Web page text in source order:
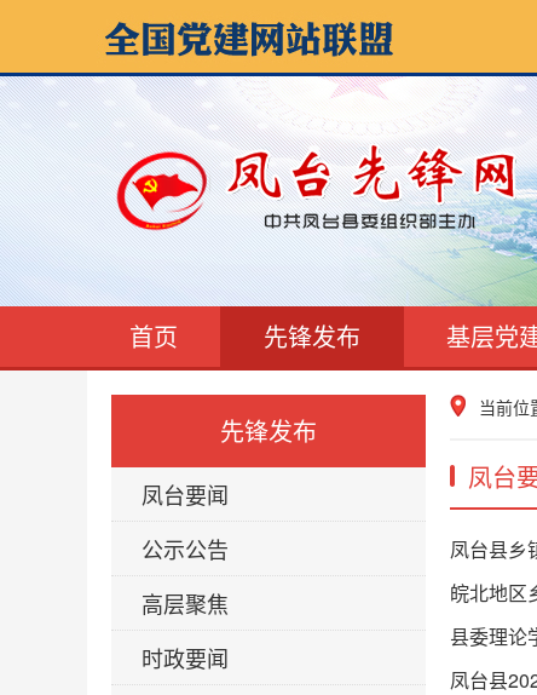
首页 先锋发布 基层党
先锋发布
凤台要闻
公示公告
高层聚焦
时政要闻
当前位
凤台
凤台县乡
皖北地区
县委理论
凤台县